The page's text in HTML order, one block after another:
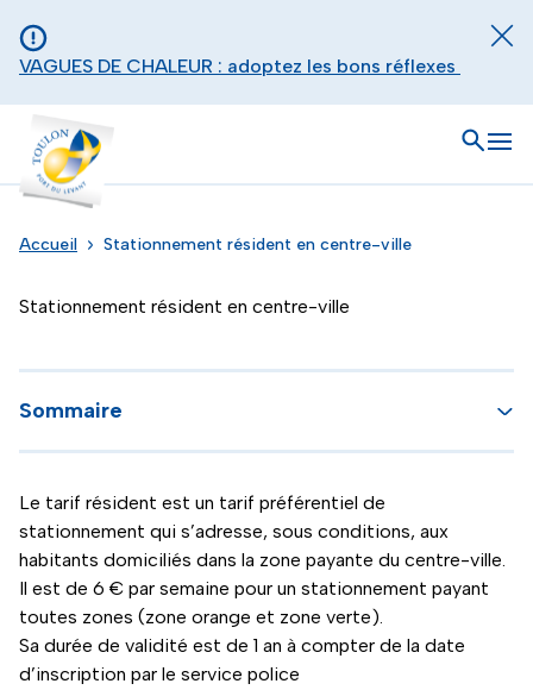
VAGUES DE CHALEUR : adoptez les bons réflexes
Toulon - Port du levant, retour à l'accueil
Ouvrir
Accueil Stationnement résident en centre-ville
Stationnement résident en centre-ville
Sommaire
Le tarif résident est un tarif préférentiel de
stationnement qui s’adresse, sous conditions, aux
habitants domiciliés dans la zone payante du centre-ville.
Il est de 6 € par semaine pour un stationnement payant
toutes zones (zone orange et zone verte).
Sa durée de validité est de 1 an à compter de la date
d’inscription par le service police